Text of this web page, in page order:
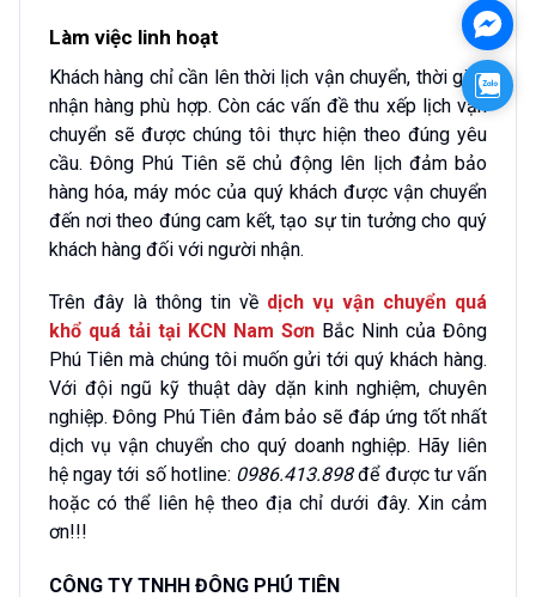
Làm việc linh hoạt
Khách hàng chỉ cần lên thời lịch vận chuyển, thời gian
nhận hàng phù hợp. Còn các vấn đề thu xếp lịch vận
chuyển sẽ được chúng tôi thực hiện theo đúng yêu
cầu. Đông Phú Tiên sẽ chủ động lên lịch đảm bảo
hàng hóa, máy móc của quý khách được vận chuyển
đến nơi theo đúng cam kết, tạo sự tin tưởng cho quý
khách hàng đối với người nhận.
Trên đây là thông tin về dịch vụ vận chuyển quá
khổ quá tải tại KCN Nam Sơn Bắc Ninh của Đông
Phú Tiên mà chúng tôi muốn gửi tới quý khách hàng.
Với đội ngũ kỹ thuật dày dặn kinh nghiệm, chuyên
nghiệp. Đông Phú Tiên đảm bảo sẽ đáp ứng tốt nhất
dịch vụ vận chuyển cho quý doanh nghiệp. Hãy liên
hệ ngay tới số hotline: 0986.413.898để được tư vấn
hoặc có thể liên hệ theo địa chỉ dưới đây. Xin cảm
ơn!!!
CÔNG TY TNHH ĐÔNG PHÚ TIÊN
Zalo